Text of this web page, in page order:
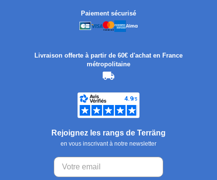
Paiement sécurisé
Livraison offerte à partir de 60€ d'achat en France
métropolitaine
Rejoignez les rangs de Terräng
en vous inscrivant à notre newsletter